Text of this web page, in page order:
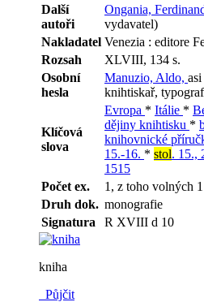
Další
autoři
Ongania,
vydavatel)
Nakladatel Venezia : editore
Rozsah
XLVIII, 134 s.
Osobní
hesla
Manuzio, Aldo,
knihtiskař,
Klíčová
slova
Evropa * Itálie *
dějiny knihtisku *
knihovnické
15.-16. * stol. 15.,
1515
Počet ex.
1, z toho volných 1
Druh dok. monografie
Signatura
R XVIII d 10
kniha
Půjčit